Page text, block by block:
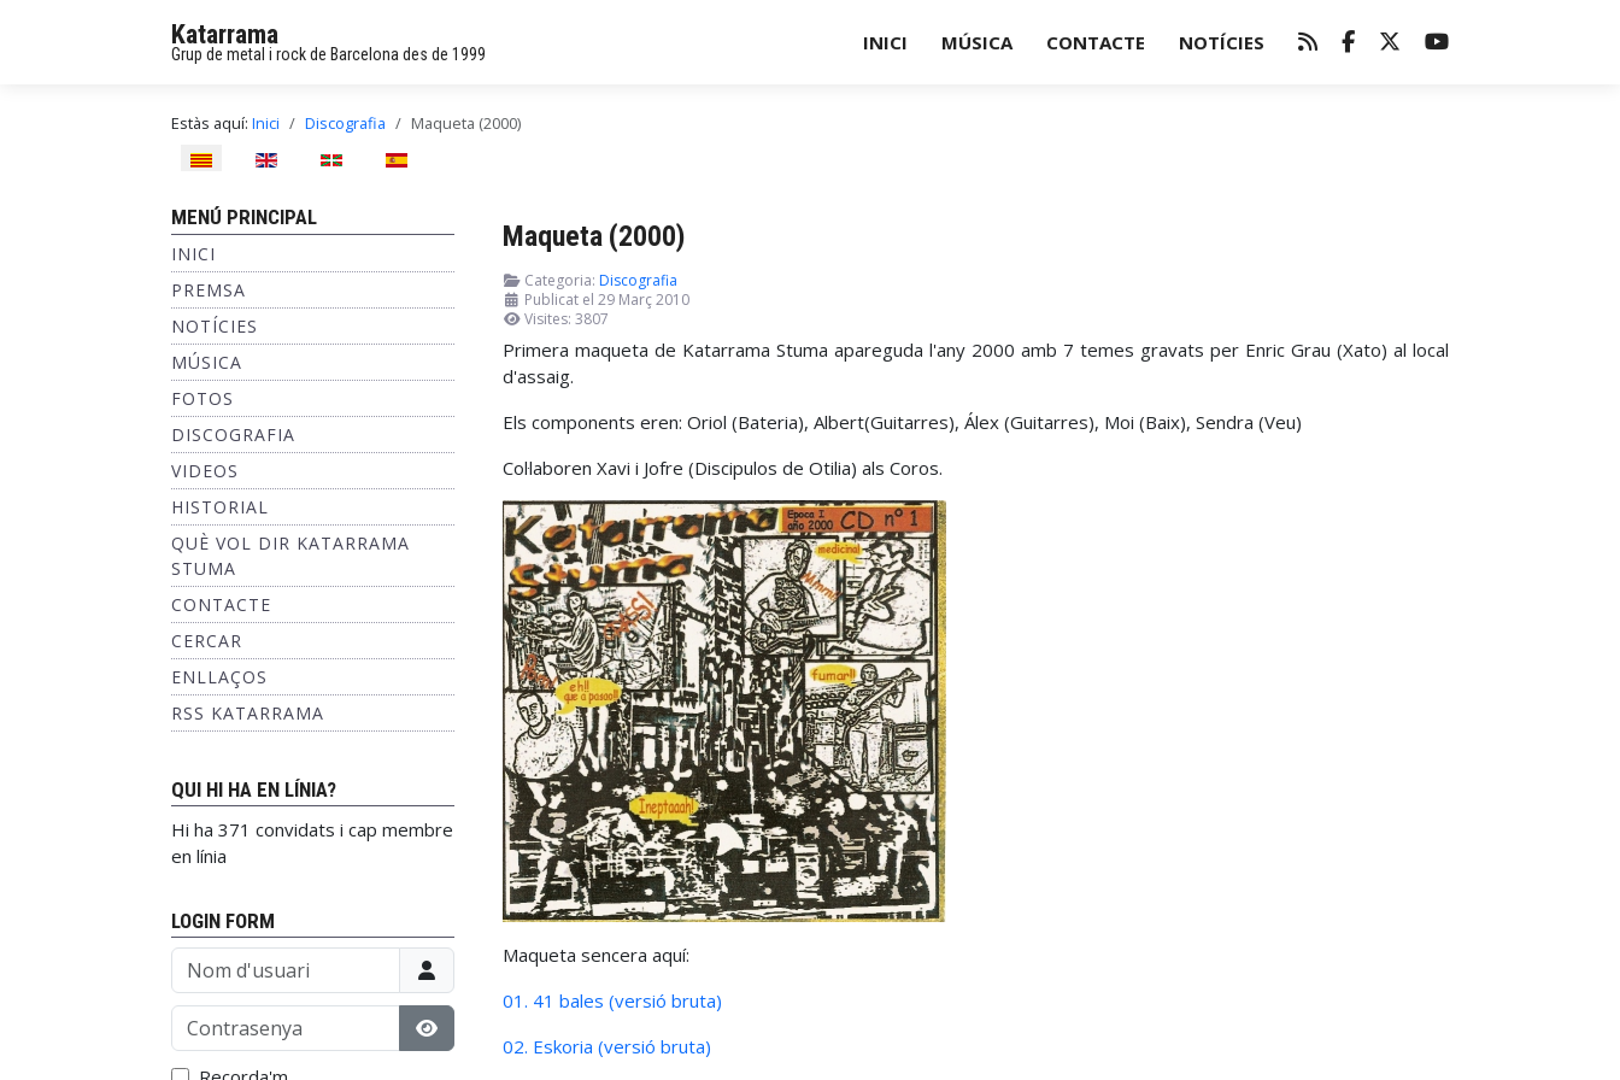
Katarrama
Grup de metal i rock de Barcelona des de 1999 INICI MÚSICA CONTACTE NOTÍCIES
Estàs aquí: Inici Discografia Maqueta (2000)
Seleccioni el seu idioma
MENÚ PRINCIPAL
INICI
PREMSA
NOTÍCIES
MÚSICA
FOTOS
DISCOGRAFIA
VIDEOS
HISTORIAL
QUÈ VOL DIR KATARRAMA
STUMA
CONTACTE
CERCAR
ENLLAÇOS
RSS KATARRAMA
QUI HI HA EN LÍNIA?
Hi ha 371 convidats i cap membre
en línia
LOGIN FORM
Nom d'usuari
Contrasenya
Mostrar contrasenya
Maqueta (2000)
Categoria: Discografia
Publicat el 29 Març 2010
Visites: 3807
Primera maqueta de Katarrama Stuma apareguda l'any 2000 amb 7 temes gravats per Enric Grau (Xato) al local
d'assaig.
Els components eren: Oriol (Bateria), Albert(Guitarres), Álex (Guitarres), Moi (Baix), Sendra (Veu)
Col·laboren Xavi i Jofre (Discipulos de Otilia) als Coros.
Maqueta sencera aquí:
01. 41 bales (versió bruta)
02. Eskoria (versió bruta)